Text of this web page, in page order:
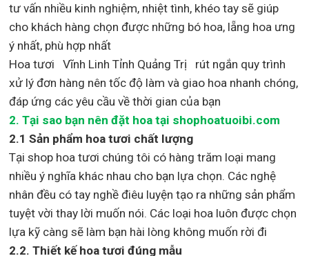
tư vấn nhiều kinh nghiệm, nhiệt tình, khéo tay sẽ giúp
cho khách hàng chọn được những bó hoa, lẵng hoa ưng
ý nhất, phù hợp nhất
Hoa tươi Vĩnh Linh Tỉnh Quảng Trị rút ngắn quy trình
xử lý đơn hàng nên tốc độ làm và giao hoa nhanh chóng,
đáp ứng các yêu cầu về thời gian của bạn
2. Tại sao bạn nên đặt hoa tại shophoatuoibi.com
2.1 Sản phẩm hoa tươi chất lượng
Tại shop hoa tươi chúng tôi có hàng trăm loại mang
nhiều ý nghĩa khác nhau cho bạn lựa chọn. Các nghệ
nhân đều có tay nghề điêu luyện tạo ra những sản phẩm
tuyệt vời thay lời muốn nói. Các loại hoa luôn được chọn
lựa kỹ càng sẽ làm bạn hài lòng không muốn rời đi
2.2. Thiết kế hoa tươi đúng mẫu